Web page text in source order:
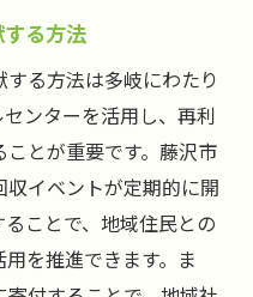
る方法
る方法は多岐にわたり
ンターを活用し、再利
とが重要です。藤沢市
イベントが定期的に開
ことで、地域住民との
を推進できます。ま